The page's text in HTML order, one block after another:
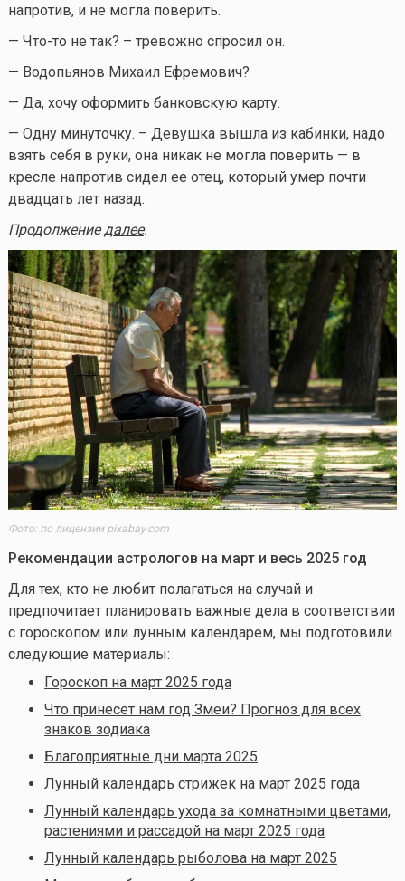
напротив, и не могла поверить.
— Что-то не так? – тревожно спросил он.
— Водопьянов Михаил Ефремович?
— Да, хочу оформить банковскую карту.
— Одну минуточку. – Девушка вышла из кабинки, надо
взять себя в руки, она никак не могла поверить — в
кресле напротив сидел ее отец, который умер почти
двадцать лет назад.
Продолжениедалее.
Фото: по лицензии pixabay.com
Рекомендации астрологов на март и весь 2025 год
Для тех, кто не любит полагаться на случай и
предпочитает планировать важные дела в соответствии
с гороскопом или лунным календарем, мы подготовили
следующие материалы:
Гороскоп на март 2025 года
Что принесет нам год Змеи? Прогноз для всех
знаков зодиака
Благоприятные дни марта 2025
Лунный календарь стрижек на март 2025 года
Лунный календарь ухода за комнатными цветами,
растениями и рассадой на март 2025 года
Лунный календарь рыболова на март 2025